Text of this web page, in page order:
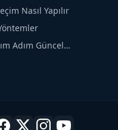
Nasıl Yapılır
Adım Güncel